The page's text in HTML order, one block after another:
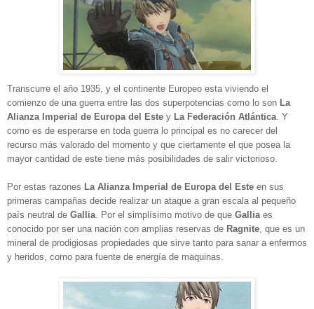
Transcurre el año 1935, y el continente Europeo esta viviendo el
comienzo de una guerra entre las dos superpotencias como lo son La
Alianza Imperial de Europa del Este y La Federación Atlántica . Y
como es de esperarse en toda guerra lo principal es no carecer del
recurso más valorado del momento y que ciertamente el que posea la
mayor cantidad de este tiene más posibilidades de salir victorioso.
Por estas razones La Alianza Imperial de Europa del Este en sus
primeras campañas decide realizar un ataque a gran escala al pequeño
país neutral de Gallia . Por el simplísimo motivo de que Gallia es
conocido por ser una nación con amplias reservas de Ragnite , que es un
mineral de prodigiosas propiedades que sirve tanto para sanar a enfermos
y heridos, como para fuente de energía de maquinas.